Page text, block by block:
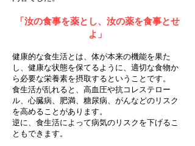
「汝の食事を薬とし、汝の薬を食事とせ
よ」
健康的な食生活とは、体が本来の機能を果た
し、健康な状態を保てるように、適切な食物か
ら必要な栄養素を摂取するということです。
食生活が乱れると、高血圧や抗コレステロー
ル、心臓病、肥満、糖尿病、がんなどのリスク
を高めることがあります。
逆に、食生活によって病気のリスクを下げるこ
ともできます。